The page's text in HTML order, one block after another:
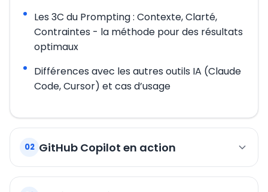
Les 3C du Prompting : Contexte, Clarté,
Contraintes - la méthode pour des résultats
optimaux
Différences avec les autres outils IA (Claude
Code, Cursor) et cas d’usage
02 GitHub Copilot en action
Création de code : fonctions, composants,